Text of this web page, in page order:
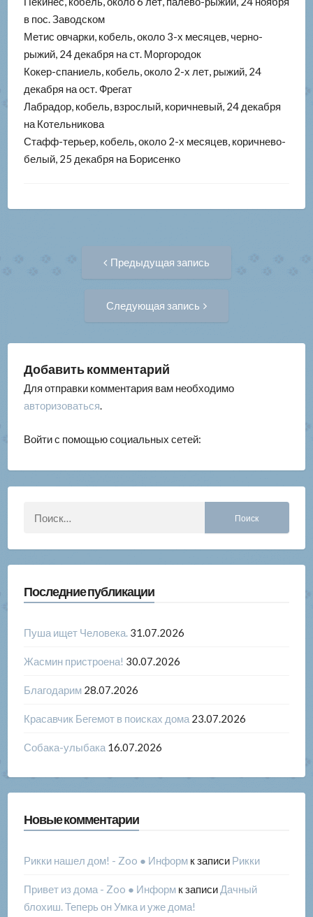
в пос. Заводском
Метис овчарки, кобель, около 3-х месяцев, черно-
рыжий, 24 декабря на ст. Моргородок
Кокер-спаниель, кобель, около 2-х лет, рыжий, 24
декабря на ост. Фрегат
Лабрадор, кобель, взрослый, коричневый, 24 декабря
на Котельникова
Стафф-терьер, кобель, около 2-х месяцев, коричнево-
белый, 25 декабря на Борисенко
Навигация
записям
Предыдущая запись
Следующая запись
Добавить комментарий
Для отправки комментария вам необходимо
авторизоваться.
Войти с помощью социальных сетей:
Последние публикации
Пуша ищет Человека. 31.07.2026
Жасмин пристроена! 30.07.2026
Благодарим 28.07.2026
Красавчик Бегемот в поисках дома 23.07.2026
Собака-улыбака 16.07.2026
Новые комментарии
Рикки нашел дом! - Zoo ● Информк записи Рикки
Привет из дома - Zoo ● Информк записи Дачный
блохиш. Теперь он Умка и уже дома!